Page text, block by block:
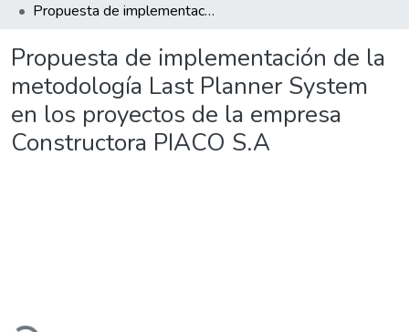
Propuesta de implementación de la metodología Last Planner System en los proyectos de la empresa Constructora PIACO S.A
Propuesta de implementación de la
metodología Last Planner System
en los proyectos de la empresa
Constructora PIACO S.A